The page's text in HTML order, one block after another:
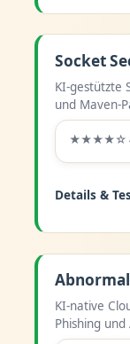
Socket
KI-gestützte
und Maven-
★★★★☆
Details &
KI-native
Phishing